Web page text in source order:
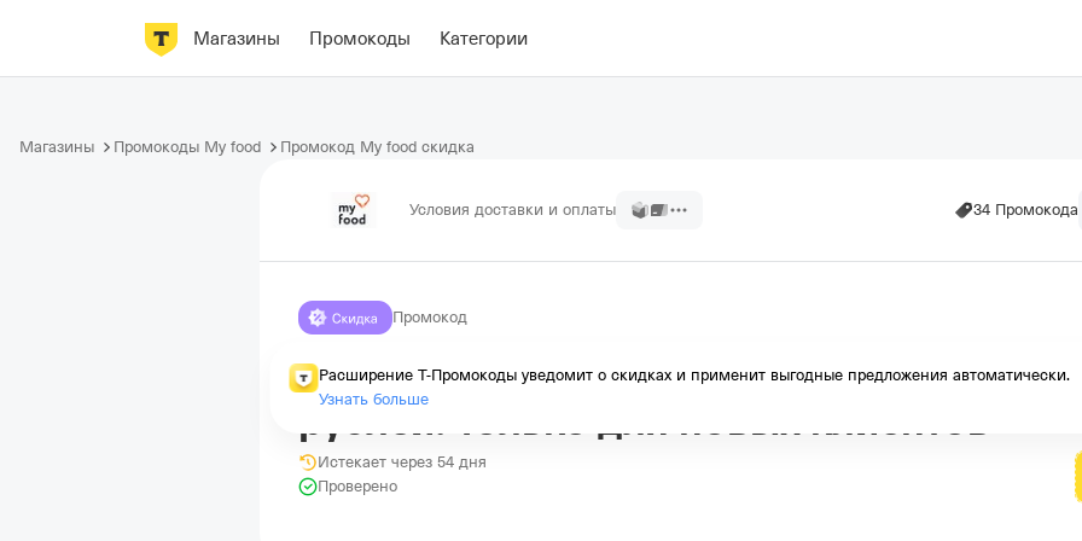
Магазины Промокоды Категории
Магазины Промокоды My food Промокод My food скидка
Условия доставки и оплаты 34 Промокода
Промокод
Программа ПРОСТО 3 блюда на 6 дней
рублей. Только для новых клиентов
Истекает через 54 дня
Проверено
Расширение Т-Промокоды уведомит о скидках и применит выгодные предложения автоматически.
Узнать больше